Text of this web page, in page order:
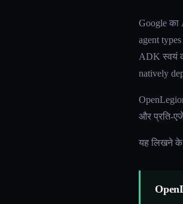
Google का
agent
ADK स्वयं
natively
और प्रति-
यह लिखने के